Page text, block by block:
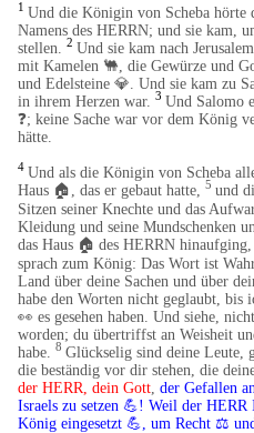
1Und die Königin von Scheba hörte
Namens des HERRN; und sie kam,
stellen.2Und sie kam nach
mit Kamelen 🐫​, die Gewürze und
und Edelsteine 💎​. Und sie kam zu
in ihrem Herzen war.3Und Salomo
❓; keine Sache war vor dem König
hätte.
4Und als die Königin von Scheba
Haus 🏠 , das er gebaut hatte,5und
Sitzen seiner Knechte und das
Kleidung und seine Mundschenken
das Haus 🏠 ​des HERRN
sprach zum König: Das Wort ist
Land über deine Sachen und über
habe den Worten nicht geglaubt, bis
👀 es gesehen haben. Und siehe,
worden; du übertriffst an Weisheit
habe.8Glückselig sind deine Leute,
die beständig vor dir stehen, die
der HERR, dein Gott der Gefallen
Israels zu setzen 💪! Weil der
König eingesetzt 💪, um Recht ⚖️